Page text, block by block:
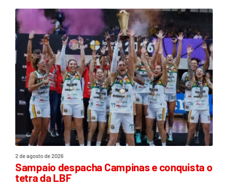
2 de agosto de 2026
Sampaio despacha Campinas e conquista o
tetra da LBF